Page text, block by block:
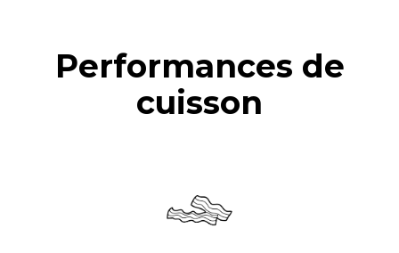
Performances de
cuisson